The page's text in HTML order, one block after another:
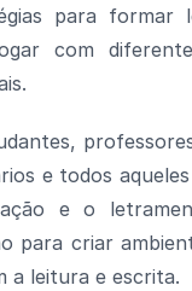
para formar
com
e todos
e o
para criar
a leitura e escrita.